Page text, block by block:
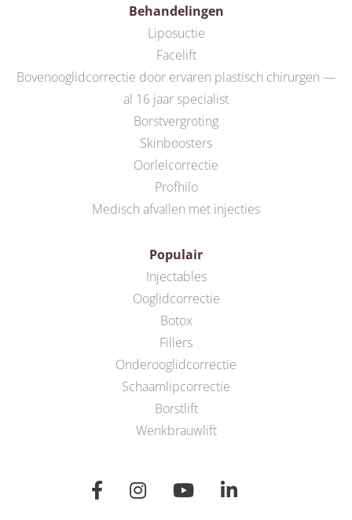
Behandelingen
Liposuctie
Facelift
Bovenooglidcorrectie door ervaren plastisch chirurgen —
al 16 jaar specialist
Borstvergroting
Skinboosters
Oorlelcorrectie
Profhilo
Medisch afvallen met injecties
Populair
Injectables
Ooglidcorrectie
Botox
Fillers
Onderooglidcorrectie
Schaamlipcorrectie
Borstlift
Wenkbrauwlift